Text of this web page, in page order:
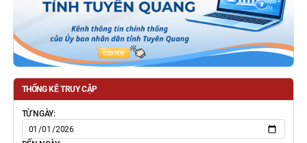
THỐNG KÊ TRUY CẬP
TỪ NGÀY: